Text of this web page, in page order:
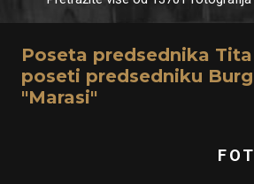
Poseta predsednika
poseti predsedniku
"Marasi"